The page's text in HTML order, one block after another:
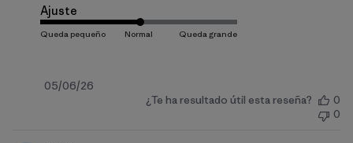
Ajuste
Fecha
05/06/26
¿Te ha resultado útil esta reseña?
0
0